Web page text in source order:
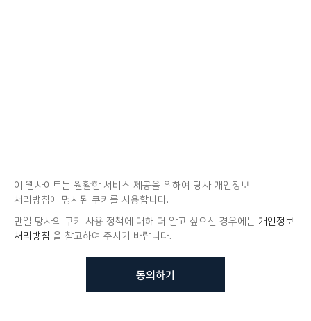
이 웹사이트는 원활한 서비스 제공을 위하여 당사 개인정보
처리방침에 명시된 쿠키를 사용합니다.
만일 당사의 쿠키 사용 정책에 대해 더 알고 싶으신 경우에는 개인정보
처리방침 을 참고하여 주시기 바랍니다.
동의하기